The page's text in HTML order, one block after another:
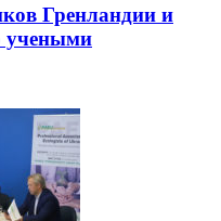
Гренландии и
учеными